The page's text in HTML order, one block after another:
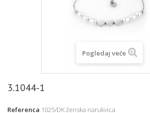
Pogledaj veće
3.1044-1
Referenca 1025/DK ženska narukvica